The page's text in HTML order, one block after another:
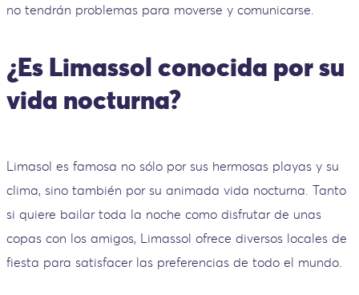
no tendrán problemas para moverse y comunicarse.
¿Es Limassol conocida por su
vida nocturna?
Limasol es famosa no sólo por sus hermosas playas y su
clima, sino también por su animada vida nocturna. Tanto
si quiere bailar toda la noche como disfrutar de unas
copas con los amigos, Limassol ofrece diversos locales de
fiesta para satisfacer las preferencias de todo el mundo.